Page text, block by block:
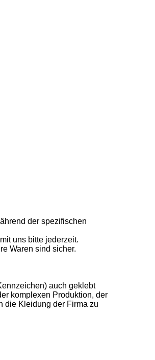
der spezifischen
uns bitte jederzeit.
Waren sind sicher.
auch geklebt
komplexen Produktion, der
die Kleidung der Firma zu